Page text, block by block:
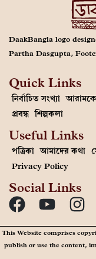
DaakBangla logo
Partha Dasgupta,
Quick Links
নির্বাচিত সংখ্যা
প্রবন্ধ শিল্পকলা
Useful Links
পত্রিকা আমাদের কথা
Privacy Policy
Social Links
This Website comprises
publish or use the content,